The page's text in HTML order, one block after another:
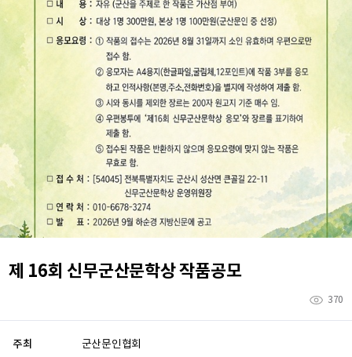
제 16회 신무군산문학상 작품공모
370
주최 군산문인협회